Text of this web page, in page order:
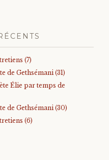
(7)
de Gethsémani (31)
Élie par temps de
de Gethsémani (30)
(6)